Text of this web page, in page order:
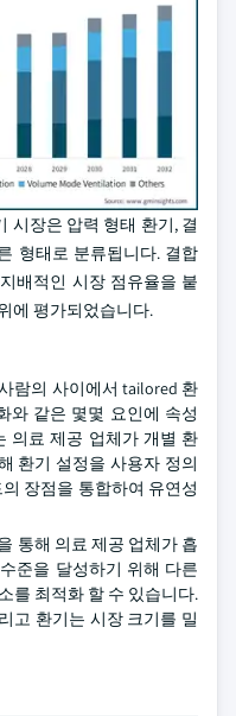
시장은 압력 형태 환기, 결
형태로 분류됩니다. 결합
배적인 시장 점유율을 붙
에 평가되었습니다.
람의 사이에서 tailored 환
와 같은 몇몇 요인에 속성
의료 제공 업체가 개별 환
환기 설정을 사용자 정의
장점을 통합하여 유연성
통해 의료 제공 업체가 흡
준을 달성하기 위해 다른
를 최적화 할 수 있습니다.
고 환기는 시장 크기를 밀